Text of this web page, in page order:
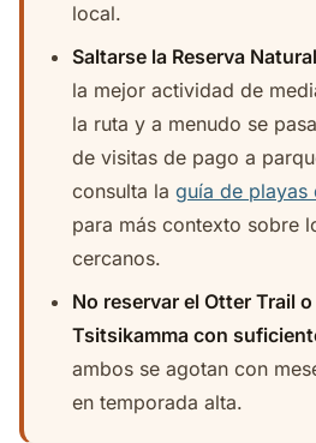
local.
Saltarse la Reserva
la mejor actividad de
la ruta y a menudo se
de visitas de pago a
consulta la guía de playas
para más contexto sobre
cercanos.
No reservar el Otter Trail
Tsitsikamma con
ambos se agotan con
en temporada alta.